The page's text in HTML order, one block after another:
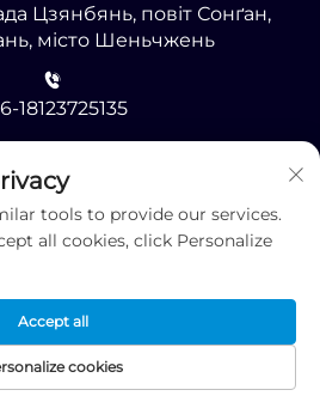
Цзянбянь, повіт Сонґан,
місто Шеньчжень
18123725135
protected]
© 2025, Shenzhen RMG
- Політика конфіденційності
tools to provide our services.
all cookies, click Personalize
cookies
Accept all